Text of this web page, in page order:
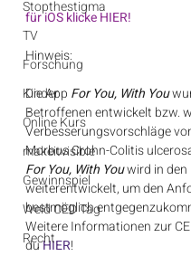
Stopthestigma
TV
Forschung
Kinder
Online Kurs
makeitvisible
Gewinnspiel
Weld CED Tag
Recht
für iOS klicke HIER!
Hinweis:
Die App For You, With You
Betroffenen entwickelt bzw.
Verbesserungsvorschläge
Morbus Crohn-Colitis
For You, With You wird in den
weiterentwickelt, um den
bestmöglich
Weitere Informationen zur
du HIER!